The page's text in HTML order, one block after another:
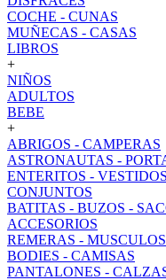
COCHE - CUNAS
MUÑECAS - CASAS
LIBROS
+
NIÑOS
ADULTOS
BEBE
+
ABRIGOS - CAMPERAS
ASTRONAUTAS -
ENTERITOS - VESTIDOS
CONJUNTOS
BATITAS - BUZOS -
ACCESORIOS
REMERAS -
BODIES - CAMISAS
PANTALONES -